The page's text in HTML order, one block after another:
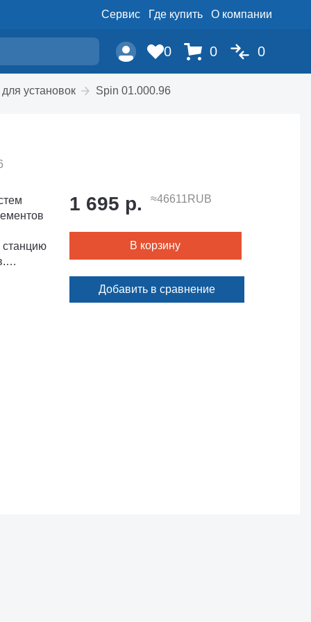
Сервис Где купить О компании
0 0 0
установок Spin 01.000.96
станцию
1 695 р. ≈46611RUB
В корзину
Добавить в сравнение